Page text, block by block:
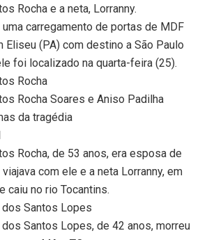
Rocha e a neta, Lorranny.
carregamento de portas de MDF
Eliseu (PA) com destino a São Paulo
foi localizado na quarta-feira (25).
Rocha
Rocha Soares e Aniso Padilha
da tragédia
Rocha, de 53 anos, era esposa de
com ele e a neta Lorranny, em
caiu no rio Tocantins.
Santos Lopes
Santos Lopes, de 42 anos, morreu